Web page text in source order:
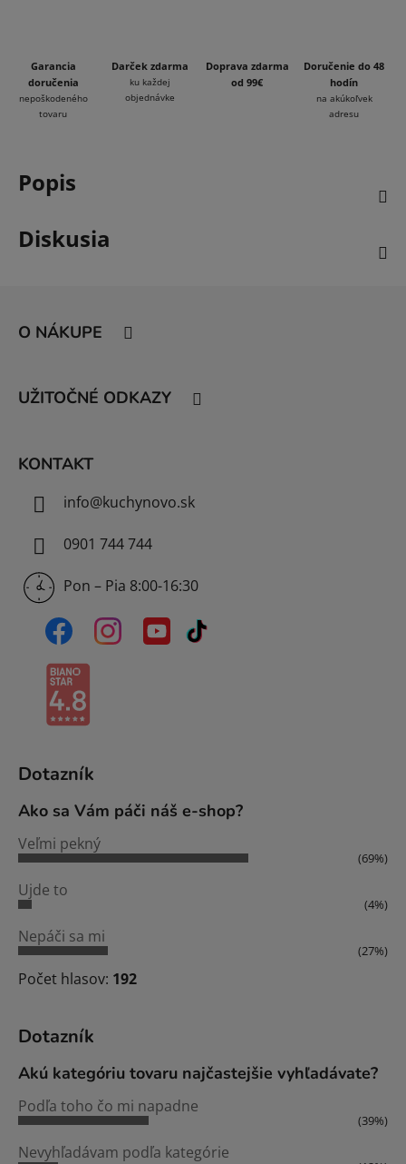
Garancia
doručenia
nepoškodeného
tovaru
Darček zdarma
ku každej
objednávke
Doprava zdarma
od 99€
Doručenie do 48
hodín
na akúkoľvek
adresu
Popis
Diskusia
O NÁKUPE
UŽITOČNÉ ODKAZY
KONTAKT
info@kuchynovo.sk
0901 744 744
Pon – Pia 8:00-16:30
Dotazník
Ako sa Vám páči náš e-shop?
Veľmi pekný
(69%)
Ujde to
(4%)
Nepáči sa mi
(27%)
Počet hlasov: 192
Dotazník
Akú kategóriu tovaru najčastejšie vyhľadávate?
Podľa toho čo mi napadne
(39%)
Nevyhľadávam podľa kategórie